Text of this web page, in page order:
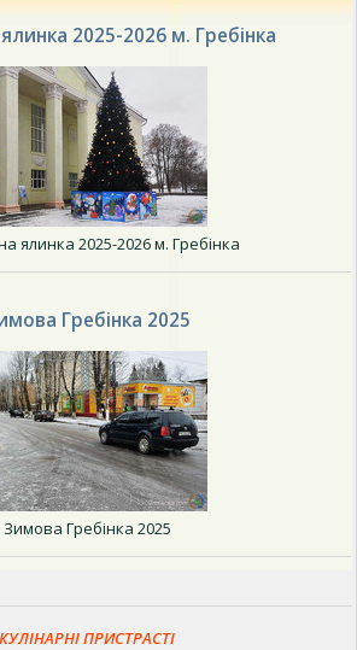
2025-2026 м. Гребінка
ялинка 2025-2026 м. Гребінка
Гребінка 2025
Зимова Гребінка 2025
КУЛІНАРНІ ПРИСТРАСТІ